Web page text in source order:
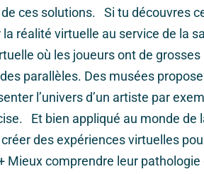
ces solutions. Si tu découvres
réalité virtuelle au service de la
où les joueurs ont de
parallèles. Des musées
l’univers d’un artiste par
Et bien appliqué au monde de
créer des expériences virtuelles
Mieux comprendre leur